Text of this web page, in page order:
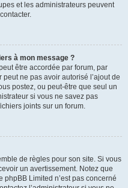
et les administrateurs peuvent
à mon message ?
être accordée par forum, par
ne pas avoir autorisé l’ajout de
postez, ou peut-être que seul un
si vous ne savez pas
joints sur un forum.
de règles pour son site. Si vous
un avertissement. Notez que
phpBB Limited n’est pas concerné